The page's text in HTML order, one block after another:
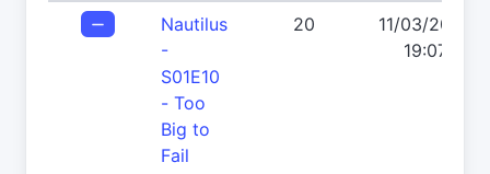
Nautilus
-
S01E10
- Too
Big to
Fail
20
11/03/2026
19:07